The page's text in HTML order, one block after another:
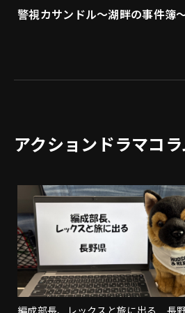
警視カサンドル～湖畔の事件簿
アクションドラマコ